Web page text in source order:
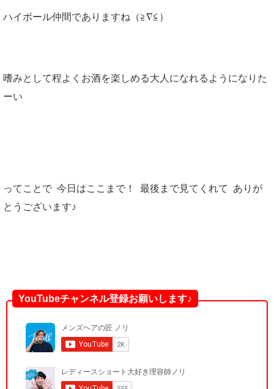
ハイボール仲間でありますね（≧∇≦）
嗜みとして程よくお酒を楽しめる大人になれるようになりた
ーい
ってことで 今日はここまで！ 最後まで見てくれて ありが
とうございます♪
YouTubeチャンネル登録お願いします♪